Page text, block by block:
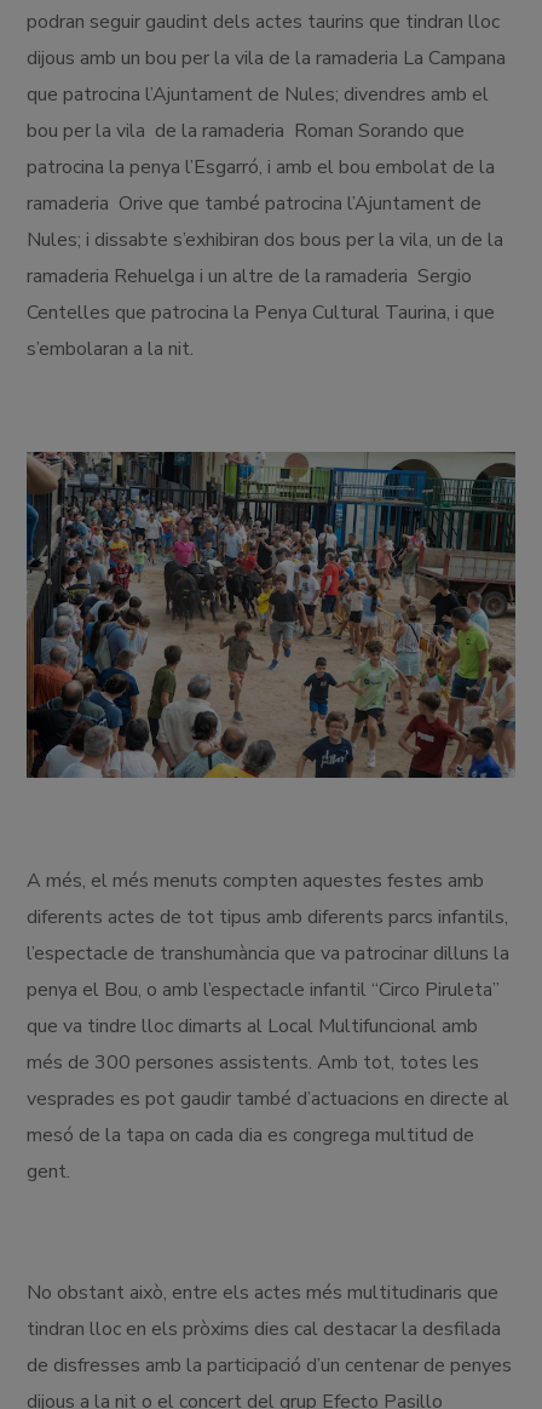
podran seguir gaudint dels actes taurins que tindran lloc
dijous amb un bou per la vila de la ramaderia La Campana
que patrocina l’Ajuntament de Nules; divendres amb el
bou per la vila de la ramaderia Roman Sorando que
patrocina la penya l’Esgarró, i amb el bou embolat de la
ramaderia Orive que també patrocina l’Ajuntament de
Nules; i dissabte s’exhibiran dos bous per la vila, un de la
ramaderia Rehuelga i un altre de la ramaderia Sergio
Centelles que patrocina la Penya Cultural Taurina, i que
s’embolaran a la nit.
A més, el més menuts compten aquestes festes amb
diferents actes de tot tipus amb diferents parcs infantils,
l’espectacle de transhumància que va patrocinar dilluns la
penya el Bou, o amb l’espectacle infantil “Circo Piruleta”
que va tindre lloc dimarts al Local Multifuncional amb
més de 300 persones assistents. Amb tot, totes les
vesprades es pot gaudir també d’actuacions en directe al
mesó de la tapa on cada dia es congrega multitud de
gent.
No obstant això, entre els actes més multitudinaris que
tindran lloc en els pròxims dies cal destacar la desfilada
de disfresses amb la participació d’un centenar de penyes
dijous a la nit o el concert del grup Efecto Pasillo